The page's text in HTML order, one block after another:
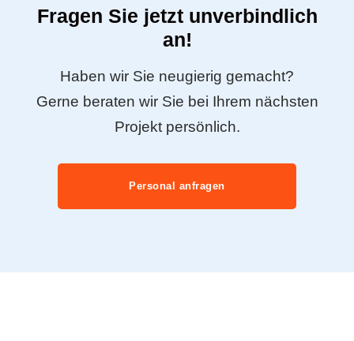
Fragen Sie jetzt unverbindlich
an!
Haben wir Sie neugierig gemacht?
Gerne beraten wir Sie bei Ihrem nächsten
Projekt persönlich.
Personal anfragen